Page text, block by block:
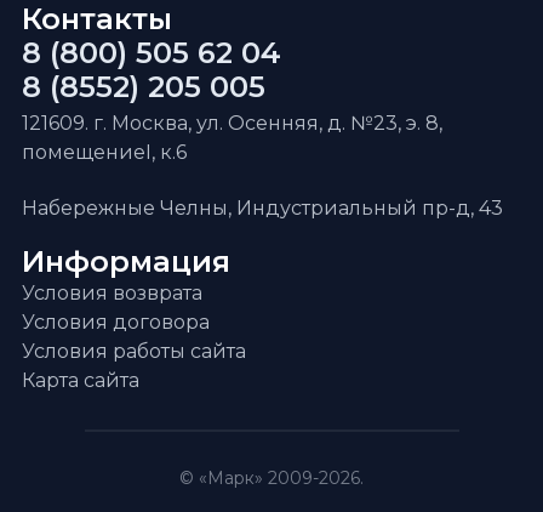
Информация
Условия возврата
Условия договора
Условия работы сайта
Карта сайта
Контакты
8 (800) 505 62 04
8 (8552) 205 005
121609. г. Москва, ул. Осенняя, д. №23, э. 8,
помещениеI, к.6
Набережные Челны, Индустриальный пр-д, 43
© «Марк» 2009-2026.